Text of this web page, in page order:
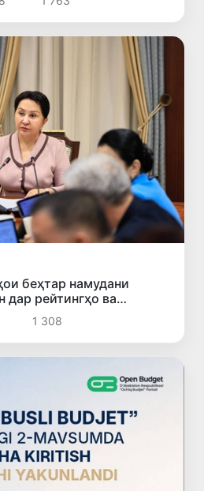
беҳтар намудани
дар рейтингҳо ва
баррасӣ шуданд
1 308